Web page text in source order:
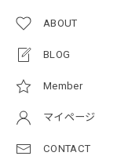
ABOUT
BLOG
Member
マイページ
CONTACT